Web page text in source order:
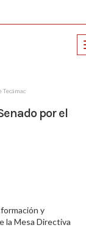
por el
y
la Mesa Directiva